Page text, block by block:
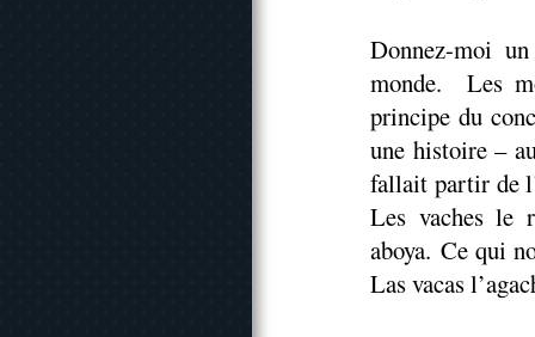
Donnez-moi
monde. Les
principe du
une histoire –
fallait partir de
Les vaches le
aboya. Ce qui
Las vacas